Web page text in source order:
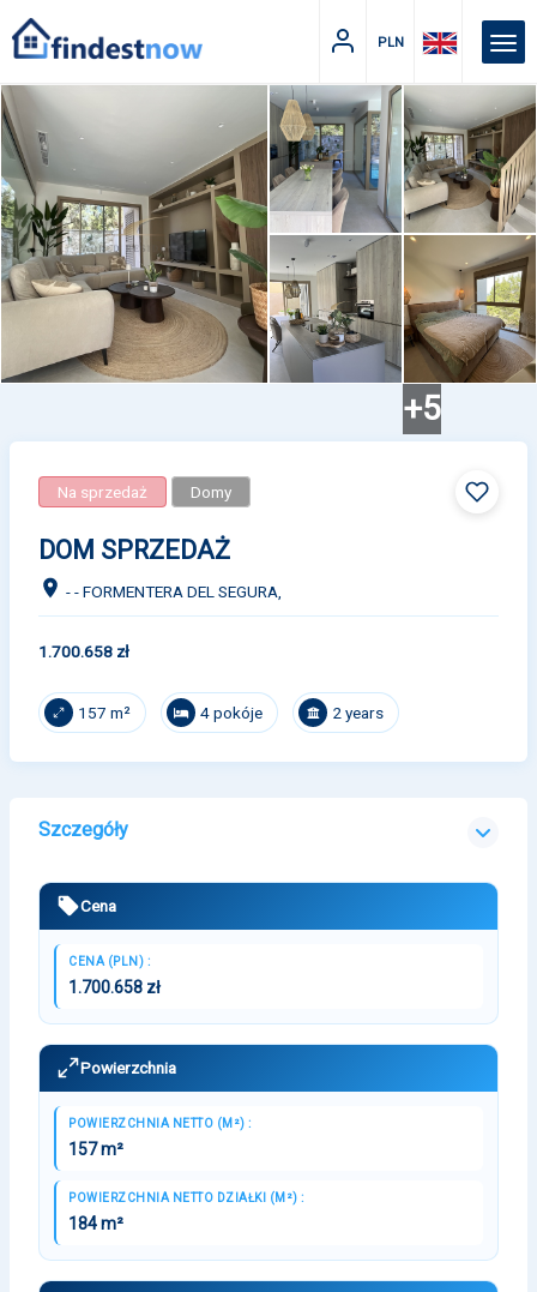
PLN
+5
Na sprzedaż Domy
DOM SPRZEDAŻ
- - FORMENTERA DEL SEGURA,
1.700.658 zł
157 m² 4 pokóje 2 years
Szczegóły
Cena
CENA (PLN) :
1.700.658 zł
Powierzchnia
POWIERZCHNIA NETTO (M²) :
157 m²
POWIERZCHNIA NETTO DZIAŁKI (M²) :
184 m²